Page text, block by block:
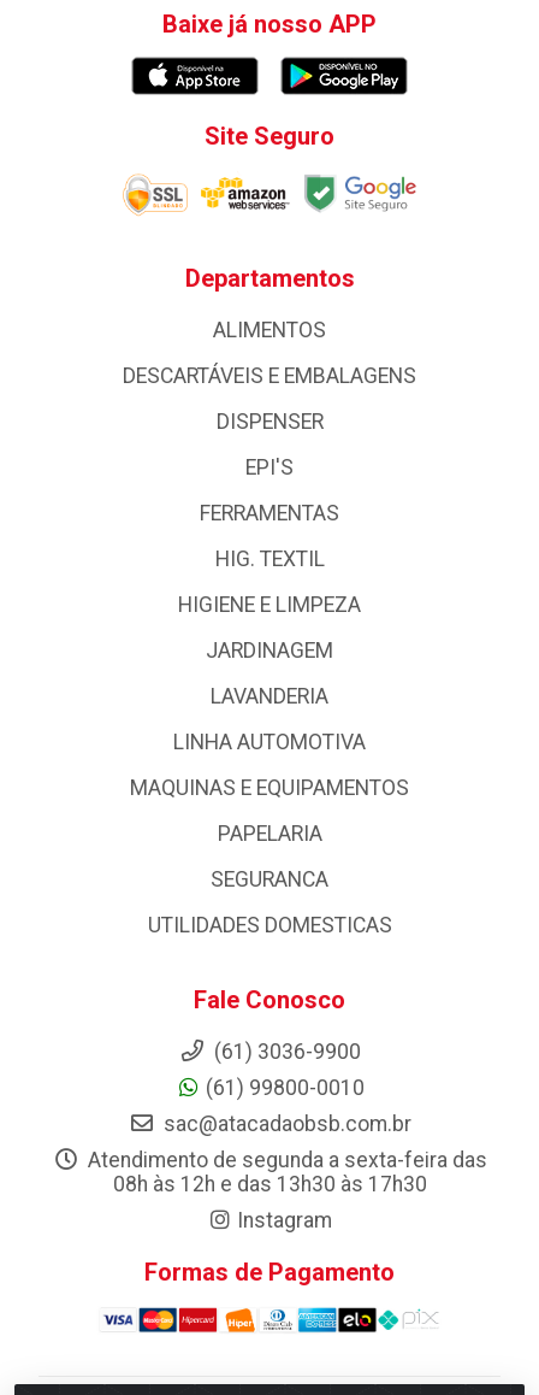
Baixe já nosso APP
Site Seguro
Departamentos
ALIMENTOS
DESCARTÁVEIS E EMBALAGENS
DISPENSER
EPI'S
FERRAMENTAS
HIG. TEXTIL
HIGIENE E LIMPEZA
JARDINAGEM
LAVANDERIA
LINHA AUTOMOTIVA
MAQUINAS E EQUIPAMENTOS
PAPELARIA
SEGURANCA
UTILIDADES DOMESTICAS
Fale Conosco
(61) 3036-9900
(61) 99800-0010
sac@atacadaobsb.com.br
Atendimento de segunda a sexta-feira das
08h às 12h e das 13h30 às 17h30
Instagram
Formas de Pagamento